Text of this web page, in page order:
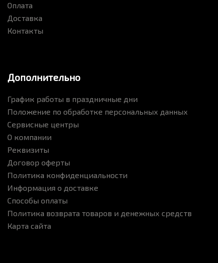
Оплата
Доставка
Контакты
Дополнительно
График работы в праздничные дни
Положение по обработке персональных данных
Сервисные центры
О компании
Реквизиты
Договор оферты
Политика конфиденциальности
Информация о доставке
Способы оплаты
Политика возврата товаров и денежных средств
Карта сайта